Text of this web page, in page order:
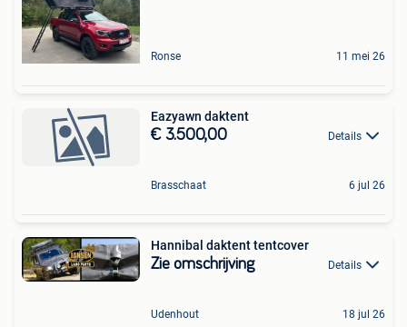
Ronse 11 mei 26
Eazyawn daktent
€ 3.500,00 Details
Brasschaat 6 jul 26
Hannibal daktent tentcover
Zie omschrijving Details
Udenhout 18 jul 26